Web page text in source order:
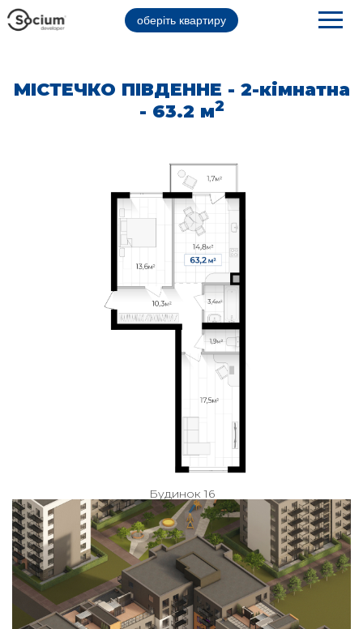
оберіть квартиру
МІСТЕЧКО ПІВДЕННЕ - 2-кімнатна
- 63.2 м2
Будинок 16